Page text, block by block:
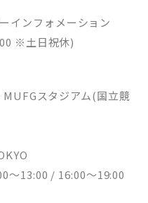
」も実施し、会場、そして
2日間でトータル約35万人以
った圧巻のステージパフォ
ィルム。さらにその日に至る
インフォメーション
※土日祝休)
スタジアム(国立競
～13:00 / 16:00～19:00